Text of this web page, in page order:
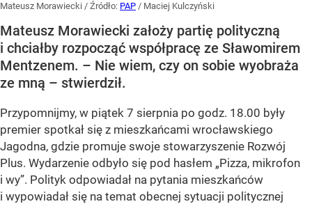
Mateusz Morawiecki / Źródło: PAP / Maciej Kulczyński
Mateusz Morawiecki założy partię polityczną
i chciałby rozpocząć współpracę ze Sławomirem
Mentzenem. – Nie wiem, czy on sobie wyobraża
ze mną – stwierdził.
Przypomnijmy, w piątek 7 sierpnia po godz. 18.00 były
premier spotkał się z mieszkańcami wrocławskiego
Jagodna, gdzie promuje swoje stowarzyszenie Rozwój
Plus. Wydarzenie odbyło się pod hasłem „Pizza, mikrofon
i wy”. Polityk odpowiadał na pytania mieszkańców
i wypowiadał się na temat obecnej sytuacji politycznej